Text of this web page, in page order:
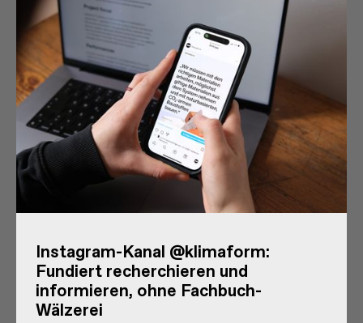
Instagram-Kanal @klimaform:
Fundiert recherchieren und
informieren, ohne Fachbuch-
Wälzerei